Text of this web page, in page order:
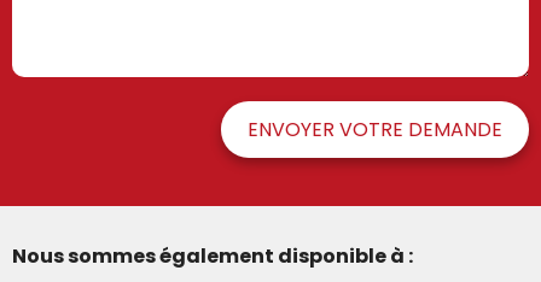
ENVOYER VOTRE DEMANDE
Nous sommes également disponible à :